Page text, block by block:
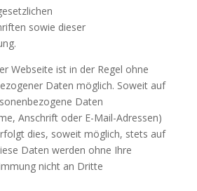
sowie dieser
Webseite ist in der Regel ohne
Daten möglich. Soweit auf
Daten
Anschrift oder E-Mail-Adressen)
dies, soweit möglich, stets auf
Daten werden ohne Ihre
nicht an Dritte